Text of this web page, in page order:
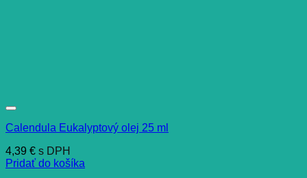
Calendula Eukalyptový olej 25 ml
4,39 € s DPH
Pridať do košíka